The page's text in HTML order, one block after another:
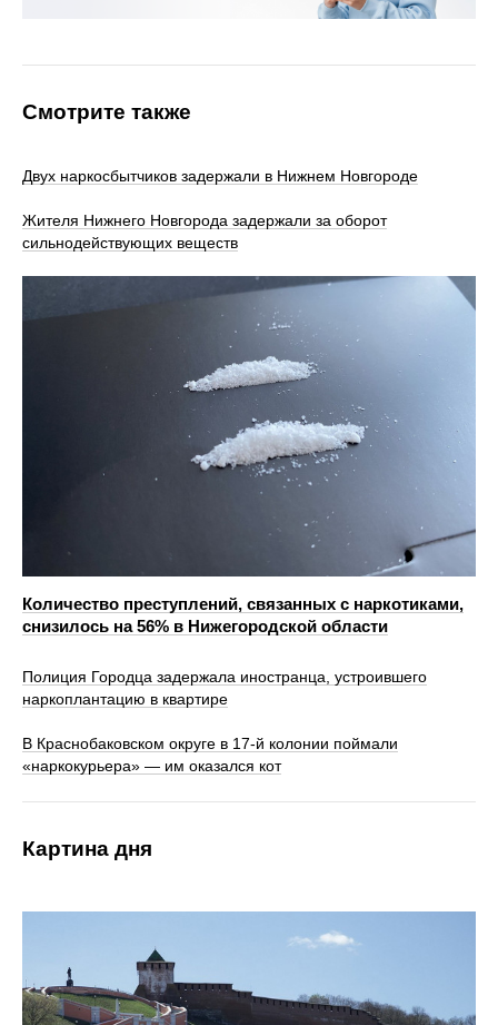
Смотрите также
Двух наркосбытчиков задержали в Нижнем Новгороде
Жителя Нижнего Новгорода задержали за оборот
сильнодействующих веществ
Количество преступлений, связанных с наркотиками,
снизилось на 56% в Нижегородской области
Полиция Городца задержала иностранца, устроившего
наркоплантацию в квартире
В Краснобаковском округе в 17‑й колонии поймали
«наркокурьера» — им оказался кот
Картина дня